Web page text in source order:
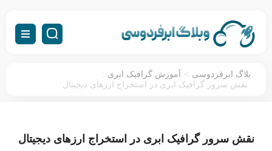
بلاگ ابرفردوسی > آموزش گرافیک ابری :
نقش سرور گرافیک ابری در استخراج ارزهای دیجیتال
نقش سرور گرافیک ابری در استخراج ارزهای دیجیتال